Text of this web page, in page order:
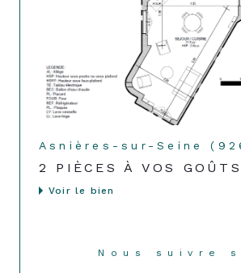
Asnières-sur-Seine
2 PIÈCES À VOS GOÛTS
Voir le bien
Nous suivre